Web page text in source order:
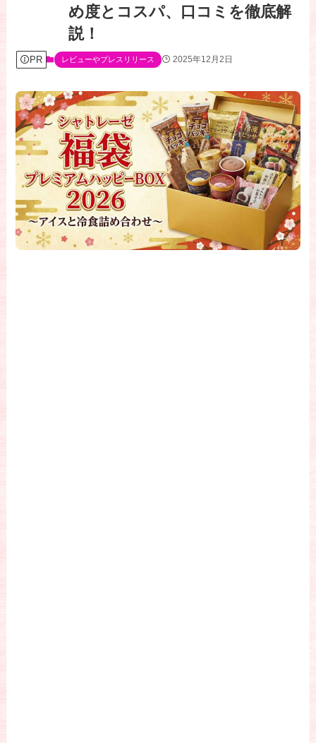
め度とコスパ、口コミを徹底解
説！
PR レビューやプレスリリース 2025年12月2日